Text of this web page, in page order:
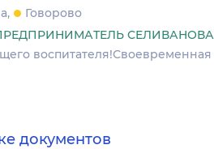
Говорово
СЕЛИВАНОВА
воспитателя!Своевременная
документов